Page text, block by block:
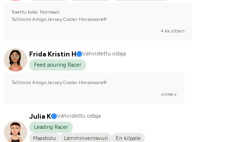
Koettu koko: Normaali
Talliloimi Amigo Jersey Cooler Horseware®
4 kk sitten
Frida Kristin H
Vahvistettu ostaja
Feed pouring Racer
Talliloimi Amigo Jersey Cooler Horseware®
viime v
Julia K
Vahvistettu ostaja
Leading Racer
Maastoilu
Lämminveriravuri En kilpaile